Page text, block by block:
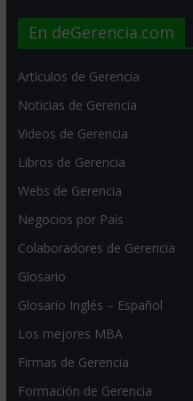
En deGerencia.com
Artículos de Gerencia
Noticias de Gerencia
Videos de Gerencia
Libros de Gerencia
Webs de Gerencia
Negocios por País
Colaboradores de Gerencia
Glosario
Glosario Inglés – Español
Los mejores MBA
Firmas de Gerencia
Formación de Gerencia